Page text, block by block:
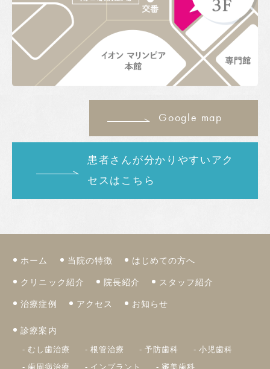
Google map
患者さんが分かりやすいアク
セスはこちら
ホーム 当院の特徴 はじめての方へ
クリニック紹介 院長紹介 スタッフ紹介
治療症例 アクセス お知らせ
診療案内
むし歯治療 根管治療 予防歯科 小児歯科